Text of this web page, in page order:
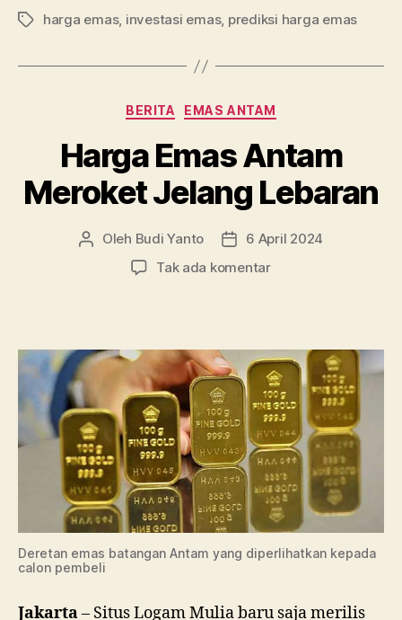
Emas
Menuju
Tag harga emas, investasi emas, prediksi harga emas
Kategori
BERITA EMAS ANTAM
Harga Emas Antam
Meroket Jelang Lebaran
Penulis
Oleh Budi Yanto
Tanggal
6 April 2024
Tak ada komentarpada
Jelang
Lebaran
Deretan emas batangan Antam yang diperlihatkan kepada
calon pembeli
Jakarta– Situs Logam Mulia baru saja merilis